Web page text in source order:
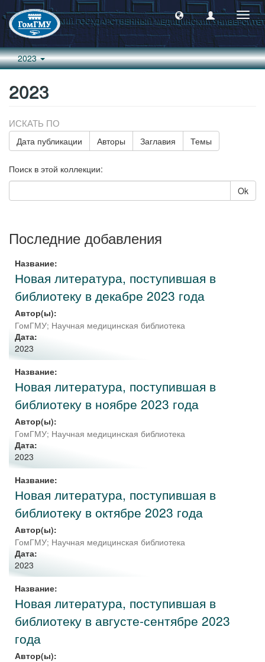
2023
2023
ИСКАТЬ ПО
Дата публикации Авторы Заглавия Темы
Поиск в этой коллекции:
Ok
Последние добавления
Название:
Новая литература, поступившая в
библиотеку в декабре 2023 года
Автор(ы):
ГомГМУ; Научная медицинская библиотека
Дата:
2023
Название:
Новая литература, поступившая в
библиотеку в ноябре 2023 года
Автор(ы):
ГомГМУ; Научная медицинская библиотека
Дата:
2023
Название:
Новая литература, поступившая в
библиотеку в октябре 2023 года
Автор(ы):
ГомГМУ; Научная медицинская библиотека
Дата:
2023
Название:
Новая литература, поступившая в
библиотеку в августе-сентябре 2023
года
Автор(ы):